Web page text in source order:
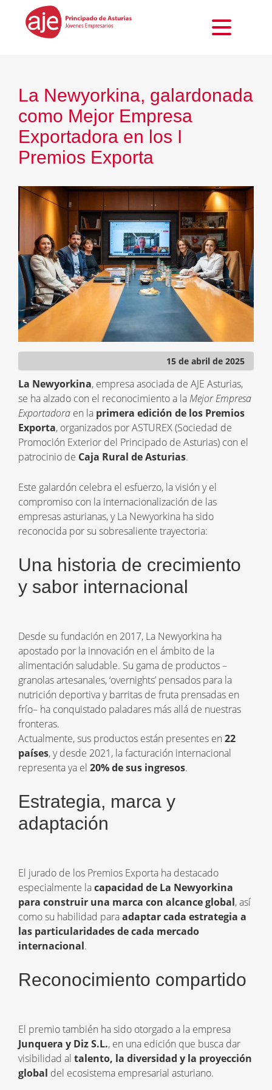
La Newyorkina, galardonada
como Mejor Empresa
Exportadora en los I
Premios Exporta
15 de abril de 2025
La Newyorkina, empresa asociada de AJE Asturias,
se ha alzado con el reconocimiento a la Mejor Empresa
Exportadora en la primera edición de los Premios
Exporta, organizados por ASTUREX (Sociedad de
Promoción Exterior del Principado de Asturias) con el
patrocinio de Caja Rural de Asturias.
Este galardón celebra el esfuerzo, la visión y el
compromiso con la internacionalización de las
empresas asturianas, y La Newyorkina ha sido
reconocida por su sobresaliente trayectoria:
Una historia de crecimiento
y sabor internacional
Desde su fundación en 2017, La Newyorkina ha
apostado por la innovación en el ámbito de la
alimentación saludable. Su gama de productos –
granolas artesanales, ‘overnights’ pensados para la
nutrición deportiva y barritas de fruta prensadas en
frío– ha conquistado paladares más allá de nuestras
fronteras.
Actualmente, sus productos están presentes en 22
países, y desde 2021, la facturación internacional
representa ya el 20% de sus ingresos.
Estrategia, marca y
adaptación
El jurado de los Premios Exporta ha destacado
especialmente lacapacidad de La Newyorkina
para construir una marca con alcance global, así
como su habilidad paraadaptar cada estrategia a
las particularidades de cada mercado
internacional.
Reconocimiento compartido
El premio también ha sido otorgado a la empresa
Junquera y Diz S.L., en una edición que busca dar
visibilidad al talento, la diversidad y la proyección
global del ecosistema empresarial asturiano.